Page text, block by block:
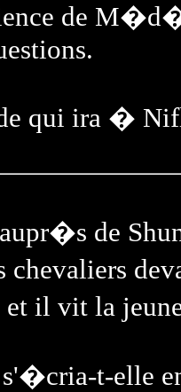
de
qui ira �
de
chevaliers
il vit la
t-elle